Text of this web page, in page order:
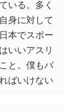
いる。多く
身に対して
本でスポー
いいアスリ
と。僕もバ
ばいけない